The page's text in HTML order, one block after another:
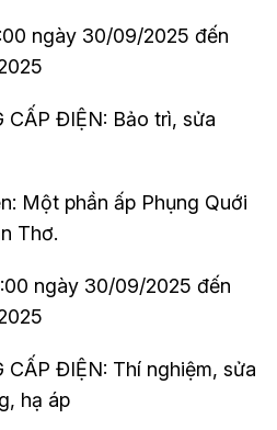
ngày 30/09/2025 đến
CẤP ĐIỆN: Bảo trì, sửa
Một phần ấp Phụng Quới
Thơ.
ngày 30/09/2025 đến
CẤP ĐIỆN: Thí nghiệm, sửa
hạ áp